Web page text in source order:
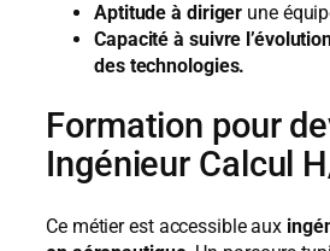
Aptitude à diriger une
Capacité à suivre
des technologies.
Formation pour
Ingénieur Calcul
Ce métier est accessible aux